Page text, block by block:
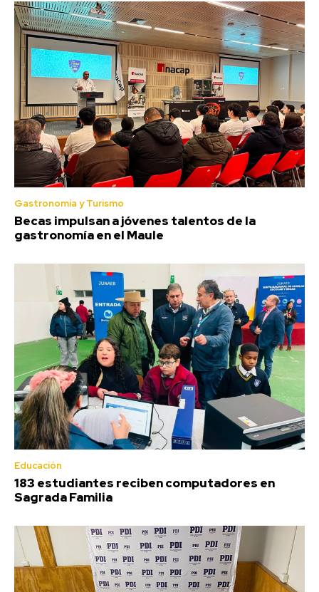
Gastronomía y Turismo
Becas impulsan a jóvenes talentos de la
gastronomía en el Maule
Educación
183 estudiantes reciben computadores en
Sagrada Familia